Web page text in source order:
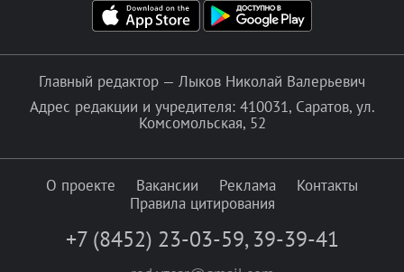
Главный редактор — Лыков Николай Валерьевич
Адрес редакции и учредителя: 410031, Саратов, ул.
Комсомольская, 52
О проекте Вакансии Реклама
Контакты
Правила цитирования
+7 (8452) 23-03-59, 39-39-41